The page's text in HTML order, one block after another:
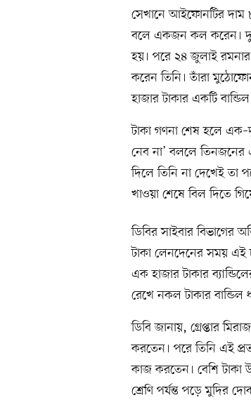
সেখানে আইফোনটির দাম
বলে একজন কল করেন। দুই
হয়। পরে ২৪ জুলাই রমনার
করেন তিনি। তাঁরা
হাজার টাকার একটি
টাকা গণনা শেষ হলে
নেব না’ বললে তিনজনের
দিলে তিনি না দেখেই তা
খাওয়া শেষে বিল দিতে
ডিবির সাইবার
টাকা লেনদেনের সময় এই
এক হাজার টাকার
রেখে নকল টাকার বান্ডিল
ডিবি জানায়, গ্রেপ্তার
করতেন। পরে তিনি এই
কাজ করতেন। বেশি টাকা
শ্রেণি পর্যন্ত পড়ে মুদির